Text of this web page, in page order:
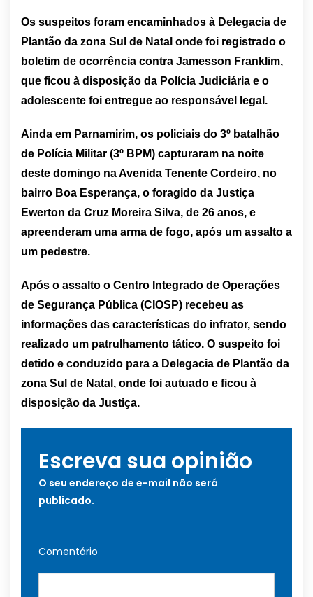
Os suspeitos foram encaminhados à Delegacia de
Plantão da zona Sul de Natal onde foi registrado o
boletim de ocorrência contra Jamesson Franklim,
que ficou à disposição da Polícia Judiciária e o
adolescente foi entregue ao responsável legal.
Ainda em Parnamirim, os policiais do 3º batalhão
de Polícia Militar (3º BPM) capturaram na noite
deste domingo na Avenida Tenente Cordeiro, no
bairro Boa Esperança, o foragido da Justiça
Ewerton da Cruz Moreira Silva, de 26 anos, e
apreenderam uma arma de fogo, após um assalto a
um pedestre.
Após o assalto o Centro Integrado de Operações
de Segurança Pública (CIOSP) recebeu as
informações das características do infrator, sendo
realizado um patrulhamento tático. O suspeito foi
detido e conduzido para a Delegacia de Plantão da
zona Sul de Natal, onde foi autuado e ficou à
disposição da Justiça.
Escreva sua opinião
O seu endereço de e-mail não será
publicado.
Comentário